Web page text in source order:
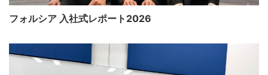
フォルシア 入社式レポート2026